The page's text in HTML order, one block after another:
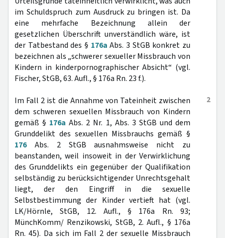
im Schuldspruch zum Ausdruck zu bringen ist. Da
eine mehrfache Bezeichnung allein der
gesetzlichen Überschrift unverständlich wäre, ist
der Tatbestand des § 176a Abs. 3 StGB konkret zu
bezeichnen als „schwerer sexueller Missbrauch von
Kindern in kinderpornographischer Absicht“ (vgl.
Fischer, StGB, 63. Aufl., § 176a Rn. 23 f.).
2
Im Fall 2 ist die Annahme von Tateinheit zwischen
dem schweren sexuellen Missbrauch von Kindern
gemäß § 176a Abs. 2 Nr. 1, Abs. 3 StGB und dem
Grunddelikt des sexuellen Missbrauchs gemäß §
176Abs. 2 StGB ausnahmsweise nicht zu
beanstanden, weil insoweit in der Verwirklichung
des Grunddelikts ein gegenüber der Qualifikation
selbständig zu berücksichtigender Unrechtsgehalt
liegt, der den Eingriff in die sexuelle
Selbstbestimmung der Kinder vertieft hat (vgl.
LK/Hörnle, StGB, 12. Aufl., § 176a Rn. 93;
MünchKomm/ Renzikowski, StGB, 2. Aufl., § 176a
Rn. 45). Da sich im Fall 2 der sexuelle Missbrauch